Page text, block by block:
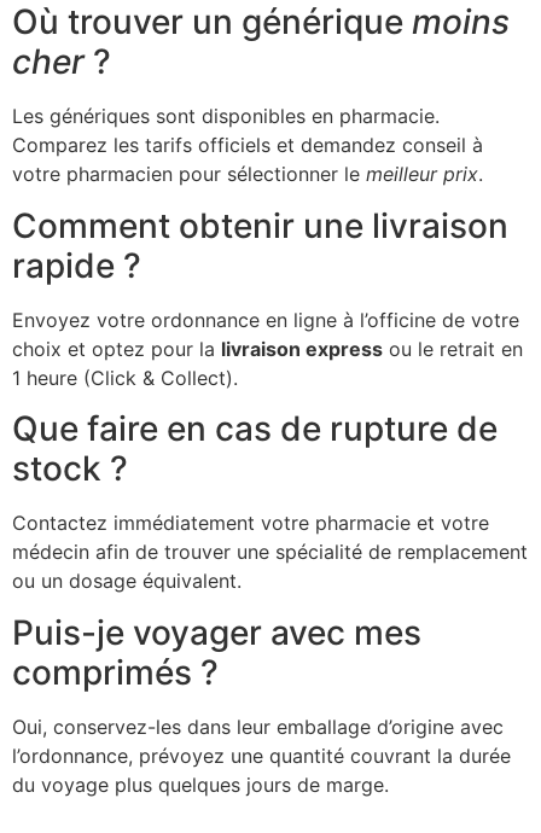
Où trouver un générique moins
cher?
Les génériques sont disponibles en pharmacie.
Comparez les tarifs officiels et demandez conseil à
votre pharmacien pour sélectionner le meilleur prix.
Comment obtenir une livraison
rapide ?
Envoyez votre ordonnance en ligne à l’officine de votre
choix et optez pour la livraison express ou le retrait en
1 heure (Click & Collect).
Que faire en cas de rupture de
stock ?
Contactez immédiatement votre pharmacie et votre
médecin afin de trouver une spécialité de remplacement
ou un dosage équivalent.
Puis-je voyager avec mes
comprimés ?
Oui, conservez-les dans leur emballage d’origine avec
l’ordonnance, prévoyez une quantité couvrant la durée
du voyage plus quelques jours de marge.